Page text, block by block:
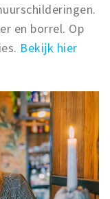
en borrel. Op
Bekijk hier